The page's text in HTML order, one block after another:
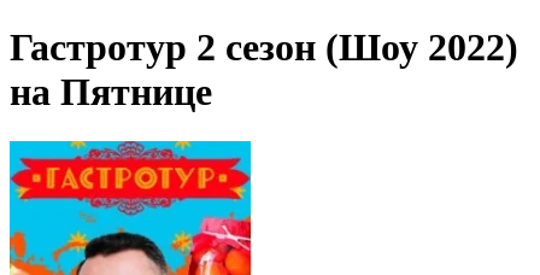
Гастротур 2 сезон (Шоу 2022)
на Пятнице